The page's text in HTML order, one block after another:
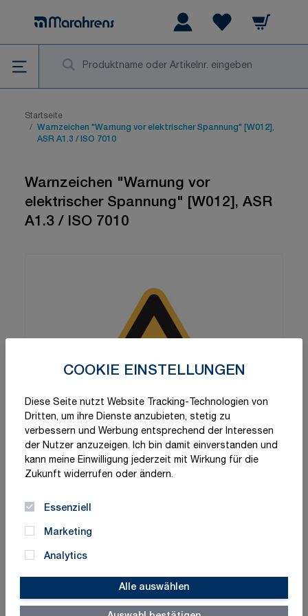
COOKIE EINSTELLUNGEN
Diese Seite nutzt Website Tracking-Technologien von
Dritten, um ihre Dienste anzubieten, stetig zu
verbessern und Werbung entsprechend der Interessen
der Nutzer anzuzeigen. Ich bin damit einverstanden und
kann meine Einwilligung jederzeit mit Wirkung für die
Zukunft widerrufen oder ändern.
Essenziell
Marketing
Analytics
Alle auswählen
Warenkorb
Startseite
/ Warnzeichen "Warnung vor elektrischer Spannung" [W012],
ASR A1.3 / ISO 7010
Warnzeichen "Warnung vor
elektrischer Spannung" [W012], ASR
A1.3 / ISO 7010